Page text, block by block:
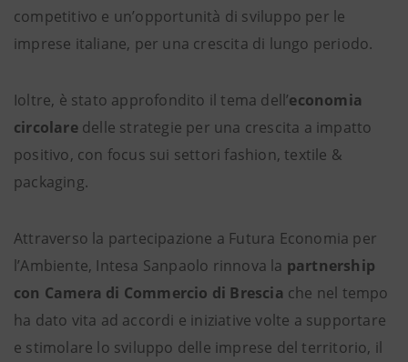
competitivo e un’opportunità di sviluppo per le
imprese italiane, per una crescita di lungo periodo.
Ioltre, è stato approfondito il tema dell’economia
circolaredelle strategie per una crescita a impatto
positivo, con focus sui settori fashion, textile &
packaging.
Attraverso la partecipazione a Futura Economia per
l’Ambiente, Intesa Sanpaolo rinnova la partnership
con Camera di Commercio di Brescia che nel tempo
ha dato vita ad accordi e iniziative volte a supportare
e stimolare lo sviluppo delle imprese del territorio, il